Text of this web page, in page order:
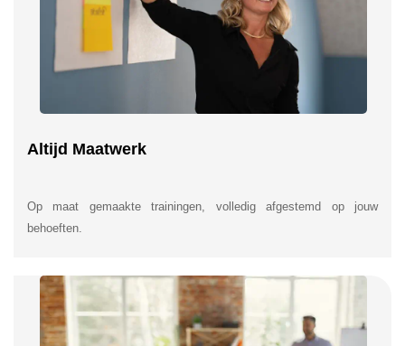
Altijd Maatwerk
Op maat gemaakte trainingen, volledig afgestemd op jouw
behoeften.